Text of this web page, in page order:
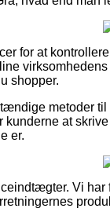
for at
shopper.
metoder
at
er.
Vi